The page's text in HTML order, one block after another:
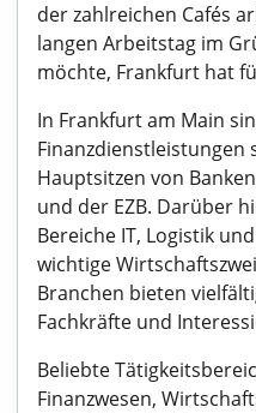
der zahlreichen Cafés
langen Arbeitstag im
möchte, Frankfurt hat
In Frankfurt am Main
Hauptsitzen von
und der EZB. Darüber
Bereiche IT, Logistik
wichtige
Branchen bieten
Fachkräfte und
Beliebte
Finanzwesen,